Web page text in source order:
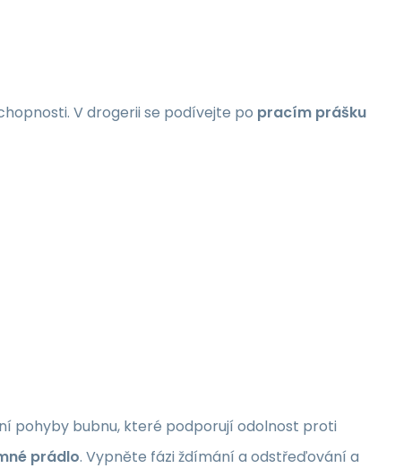
V drogerii se podívejte po pracím prášku
pohyby bubnu, které podporují odolnost proti
prádlo. Vypněte fázi ždímání a odstřeďování a